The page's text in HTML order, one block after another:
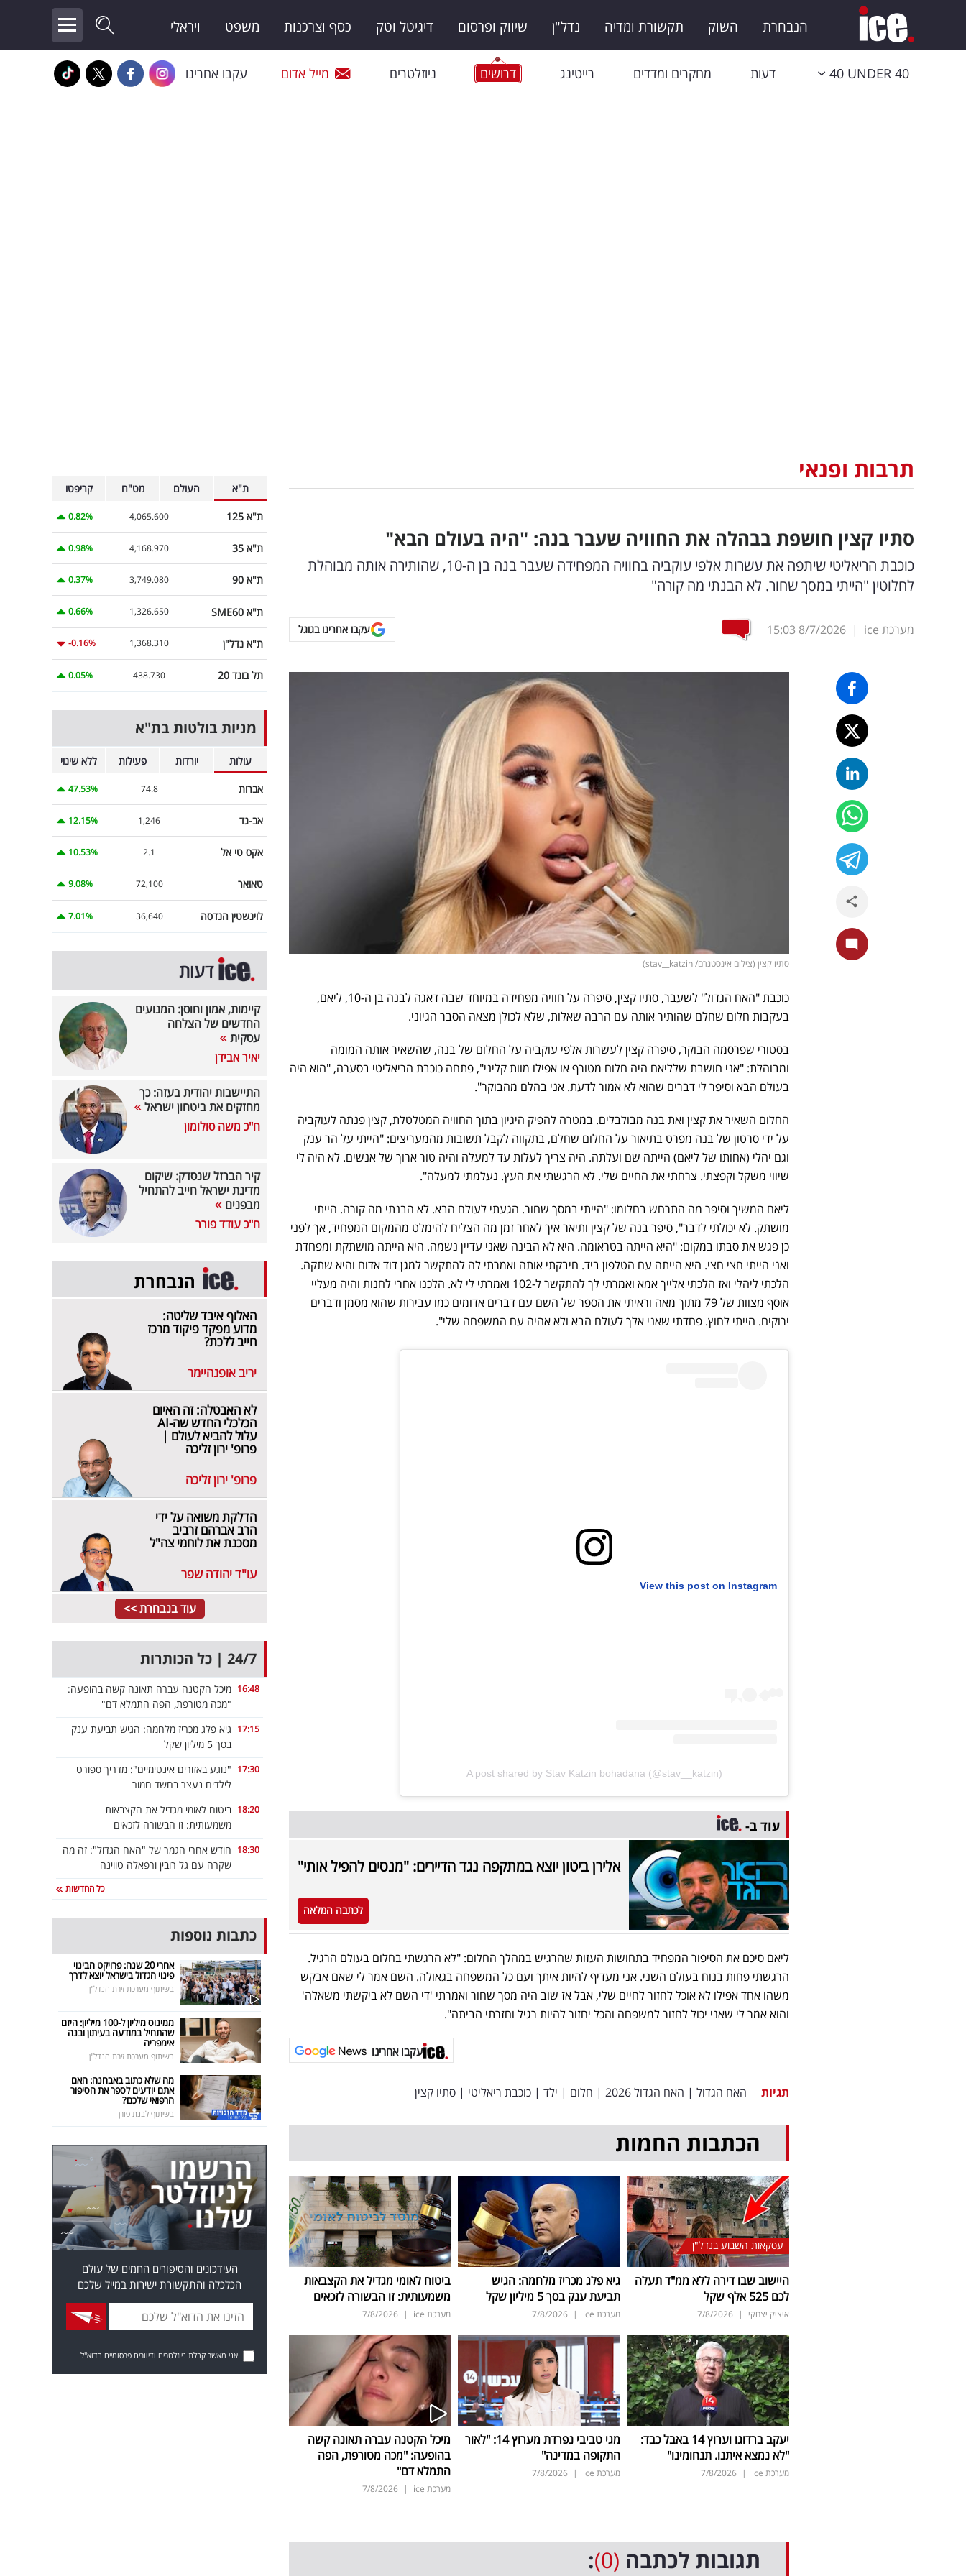
הנבחרת השוק תקשורת ומדיה נדל"ן שיווק ופרסום דיגיטל וטק כסף וצרכנות משפט ויראלי
40 UNDER 40 דעות מחקרים ומדדים רייטינג דרושים ניוזלטרים מייל אדום עקבו אחרינו
תרבות ופנאי
סתיו קצין חושפת בבהלה את החוויה שעבר בנה: "היה בעולם הבא"
כוכבת הריאליטי שיתפה את עשרות אלפי עוקביה בחוויה המפחידה שעבר בנה בן ה-10, שהותירה אותה מבוהלת
לחלוטין "הייתי במסך שחור. לא הבנתי מה קורה"
מערכת ice |
8/7/2026
15:03 עקבו אחרינו בגוגל
סתיו קצין (צילום אינסטגרם/ stav__katzin)
כוכבת "האח הגדול" לשעבר, סתיו קצין, סיפרה על חוויה מפחידה במיוחד שבה דאגה לבנה בן ה-10, ליאם,
בעקבות חלום שחלם שהותיר אותה עם הרבה שאלות, שלא לכולן מצאה הסבר הגיוני.
בסטורי שפרסמה הבוקר, סיפרה קצין לעשרות אלפי עוקביה על החלום של בנה, שהשאיר אותה המומה
ומבוהלת: "אני חושבת שלליאם היה חלום מטורף או אפילו מוות קליני", פתחה כוכבת הריאליטי בסערה, "הוא היה
בעולם הבא וסיפר לי דברים שהוא לא אמור לדעת. אני בהלם מהבוקר".
החלום השאיר את קצין ואת בנה מבולבלים. במטרה להפיק היגיון בתוך החוויה המטלטלת, קצין פנתה לעוקביה
על ידי סרטון של בנה מפרט בתיאור על החלום שחלם, בתקווה לקבל תשובות מהמעריצים: "הייתי על הר ענק
וגם יהלי (אחותו של ליאם) הייתה שם ועלתה. היה צריך לעלות עד למעלה והיה טור ארוך של אנשים. לא היה לי
שיווי משקל וקפצתי. צרחתי את החיים שלי. לא הרגשתי את העץ. נעלמתי למעלה".
ליאם המשיך וסיפר מה התרחש בחלומו: "הייתי במסך שחור. הגעתי לעולם הבא. לא הבנתי מה קורה. הייתי
מושתק. לא יכולתי לדבר", סיפר בנה של קצין ותיאר איך לאחר זמן מה הצליח להימלט מהמקום המפחיד, אך לפני
כן פגש את סבתו במקום: "היא הייתה בטראומה. היא לא הבינה שאני עדיין נשמה. היא הייתה מושתקת ומפחדת
ואני הייתי חצי חצי. היא הייתה עם הטלפון ביד. חיבקתי אותה ואמרתי לה להתקשר למגן דוד אדום והיא שתקה.
הלכתי ליהלי ואז הלכתי אלייך אמא ואמרתי לך להתקשר ל-102 ואמרתי לי לא. הלכנו אחרי לחנות והיה מעליי
אוסף מצוות של 79 מתוך מאה וראיתי את הספר של השם עם דברים אדומים כמו עבירות שהוא מסמן ודברים
ירוקים. הייתי לחוץ. פחדתי שאני אלך לעולם הבא ולא אהיה עם המשפחה שלי".
View this post on Instagram
A post shared by Stav Katzin bohadana (@stav__katzin)
עוד ב-
אלירן ביטון יוצא במתקפה נגד הדיירים: "מנסים להפיל אותי"
לכתבה המלאה
ליאם סיכם את הסיפור המפחיד בתחושות העזות שהרגיש במהלך החלום: "לא הרגשתי בחלום בעולם הרגיל.
הרגשתי פחות בנוח בעולם השני. אני מעדיף להיות איתך ועם כל המשפחה בגאולה. השם אמר לי שאם אבקש
משהו אחד אפילו לא אוכל לחזור לחיים שלי, אבל אז שוב היה מסך שחור ואמרתי 'די השם לא ביקשתי משאלה'
והוא אמר לי שאני יכול לחזור למשפחה והכל יחזור להיות רגיל וחזרתי הביתה".
עקבו אחרינו
תגיות האח הגדול | האח הגדול 2026 | חלום | ילד | כוכבת ריאליטי | סתיו קצין
הכתבות החמות
עסקאות השבוע בנדל"ן
היישוב שבו דירה ללא ממ"ד תעלה
לכם 525 אלף שקל
איציק יצחקי |
7/8/2026
גיא פלג מכריז מלחמה: הגיש
תביעת ענק בסך 5 מיליון שקל
מערכת ice |
7/8/2026
ביטוח לאומי מגדיל את הקצבאות
משמעותית: זו הבשורה לזכאים
מערכת ice |
7/8/2026
יעקב ברדוגו וערוץ 14 באבל כבד:
"לא נמצא איתנו. תנחומינו"
מערכת ice |
7/8/2026
מגי טביבי נפרדת מערוץ 14: "לאור
התקופה במדינה"
מערכת ice |
7/8/2026
מיכל הקטנה עברה תאונה קשה
בהופעה: "מכה מטורפת, הפה
התמלא דם"
מערכת ice |
7/8/2026
תגובות לכתבה (0)
:
ת"א העולם מט"ח קריפטו
ת"א 125 4,065.600
0.82%
ת"א 35 4,168.970
0.98%
ת"א 90 3,749.080
0.37%
ת"א SME60 1,326.650
0.66%
ת"א נדל"ן 1,368.310
-0.16%
תל בונד 20 438.730
0.05%
מניות בולטות בת"א
עולות יורדות פעילות ללא שינוי
אברות 74.8
47.53%
אב-גד 1,246
12.15%
אקס טי אל 2.1
10.53%
טאואר 72,100
9.08%
לוינשטין הנדסה 36,640
7.01%
דעות
קיימות, אמון וחוסן: המנועים
החדשים של הצלחה
עסקית
יאיר אבידן
התיישבות יהודית בעזה: כך
מחזקים את ביטחון ישראל
ח"כ משה סולומון
קיר הברזל שנסדק: שיקום
מדינת ישראל חייב להתחיל
מבפנים
ח"כ עודד פורר
הנבחרת
האלוף איבד שליטה:
מדוע מפקד פיקוד מרכז
חייב ללכת?
יריב אופנהיימר
לא האבטלה: זה האיום
הכלכלי החדש שה-AI
עלול להביא לעולם |
פרופ' ירון זליכה
פרופ' ירון זליכה
הדלקת משואה על ידי
הרב אברהם זרביב
מסכנת את לוחמי צה"ל
עו"ד יהודה שפר
עוד בנבחרת >>
24/7 | כל הכותרות
16:48 מיכל הקטנה עברה תאונה קשה בהופעה:
"מכה מטורפת, הפה התמלא דם"
17:15 גיא פלג מכריז מלחמה: הגיש תביעת ענק
בסך 5 מיליון שקל
17:30 "נוגע באזורים אינטימיים": מדריך ספורט
לילדים נעצר בחשד חמור
18:20 ביטוח לאומי מגדיל את הקצבאות
משמעותית: זו הבשורה לזכאים
18:30 חודש אחרי הגמר של "האח הגדול": זה מה
שקרה עם גל רובין ורפאלה טווינה
כל החדשות
כתבות נוספות
אחרי 20 שנה: פרויקט הבינוי
פינוי הגדול בישראל יוצא לדרך
בשיתוף מערכת זירת הנדל"ן
ממינוס מיליון ל-100 מיליון: היזם
שהתחיל במודעה בעיתון ובנה
אימפריה
בשיתוף מערכת זירת הנדל"ן
מה שלא כתוב באבחנה: האם
אתם יודעים לספר את הסיפור
הרפואי שלכם?
בשיתוף לבנת פורן
העידכונים והסיפורים החמים של עולם
הכלכלה והתקשורת ישירות במייל שלכם
אני מאשר קבלת ניוזלטרים ודיוורים פרסומיים בדוא"ל